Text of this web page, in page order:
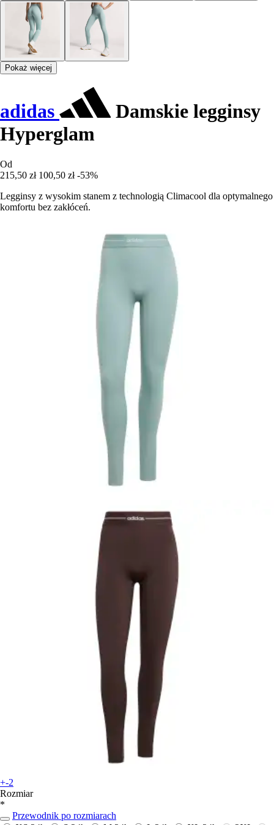
Pokaż więcej
adidas
Damskie legginsy
Hyperglam
Od
215,50 zł 100,50 zł -53%
Legginsy z wysokim stanem z technologią Climacool dla optymalnego
komfortu bez zakłóceń.
+-2
Rozmiar
*
Przewodnik po rozmiarach